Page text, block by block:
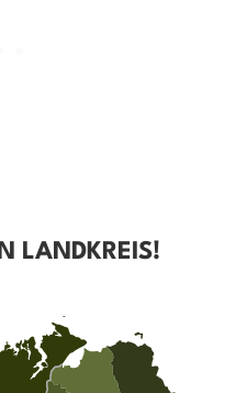
LANDKREIS!